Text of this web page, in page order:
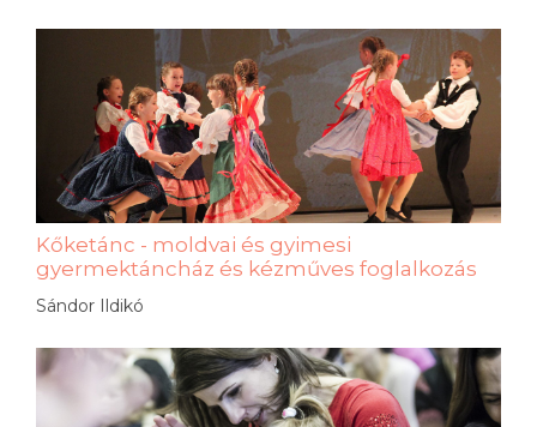
Kőketánc - moldvai és gyimesi
gyermektáncház és kézműves foglalkozás
Sándor Ildikó